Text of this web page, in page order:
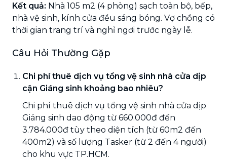
Kết quả: Nhà 105 m2 (4 phòng) sạch toàn bộ, bếp,
nhà vệ sinh, kính cửa đều sáng bóng. Vợ chồng có
thời gian trang trí và nghỉ ngơi trước ngày lễ.
Câu Hỏi Thường Gặp
Chi phí thuê dịch vụ tổng vệ sinh nhà cửa dịp
cận Giáng sinh khoảng bao nhiêu?
Chi phí thuê dịch vụ tổng vệ sinh nhà cửa dịp
Giáng sinh dao động từ 660.000đ đến
3.784.000đ tùy theo diện tích (từ 60m2 đến
400m2) và số lượng Tasker (từ 2 đến 4 người)
cho khu vực TP.HCM.